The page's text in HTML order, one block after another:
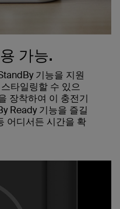
가능.
기능을 지원
타일링할 수 있으
장착하여 이 충전기
Ready 기능을 즐길
어디서든 시간을 확